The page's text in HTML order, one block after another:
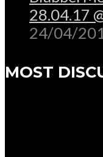
28.04.17
24/04/
MOST